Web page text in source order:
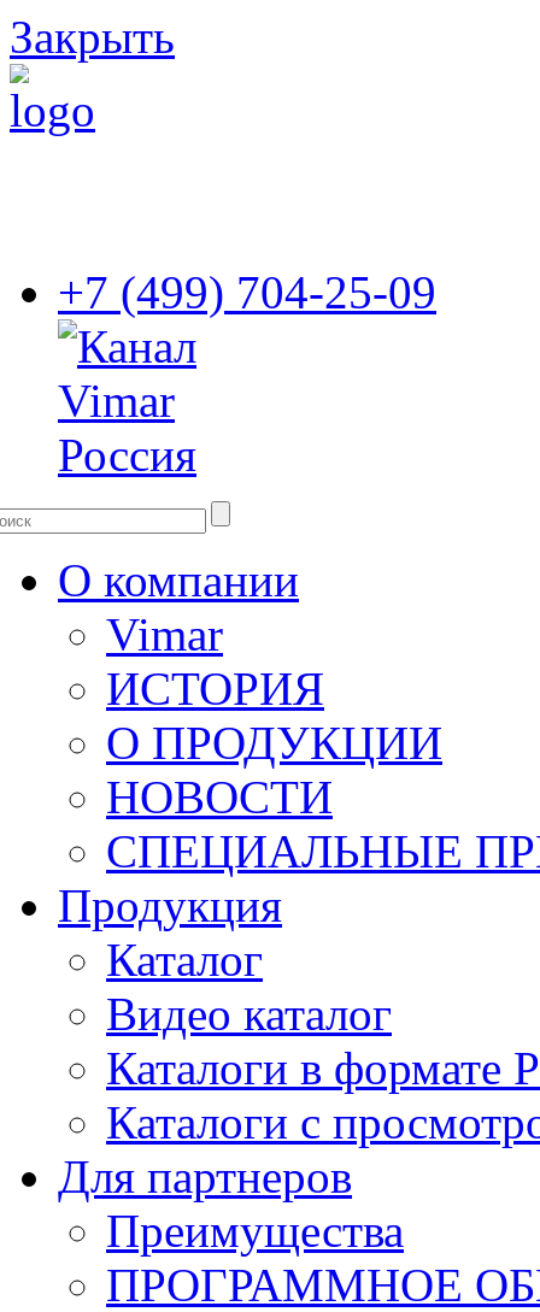
Закрыть
+7 (499) 704-25-09
О компании
Vimar
ИСТОРИЯ
О ПРОДУКЦИИ
НОВОСТИ
СПЕЦИАЛЬНЫЕ
Продукция
Каталог
Видео каталог
Каталоги в формате
Каталоги с
Для партнеров
Преимущества
ПРОГРАММНОЕ